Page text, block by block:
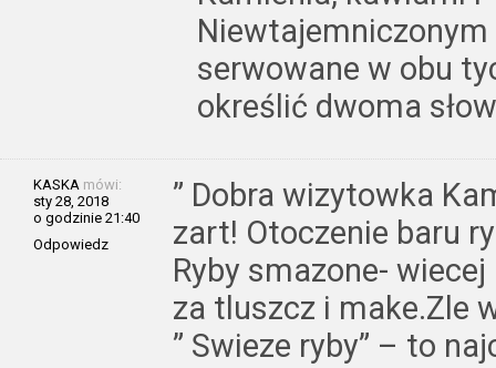
Niewtajemniczonym
serwowane w obu
określić dwoma
KASKA mówi:
sty 28, 2018
o godzinie 21:40
Odpowiedz
” Dobra wizytowka
zart! Otoczenie baru
Ryby smazone-
za tluszcz i make.Zle
” Swieze ryby” – to